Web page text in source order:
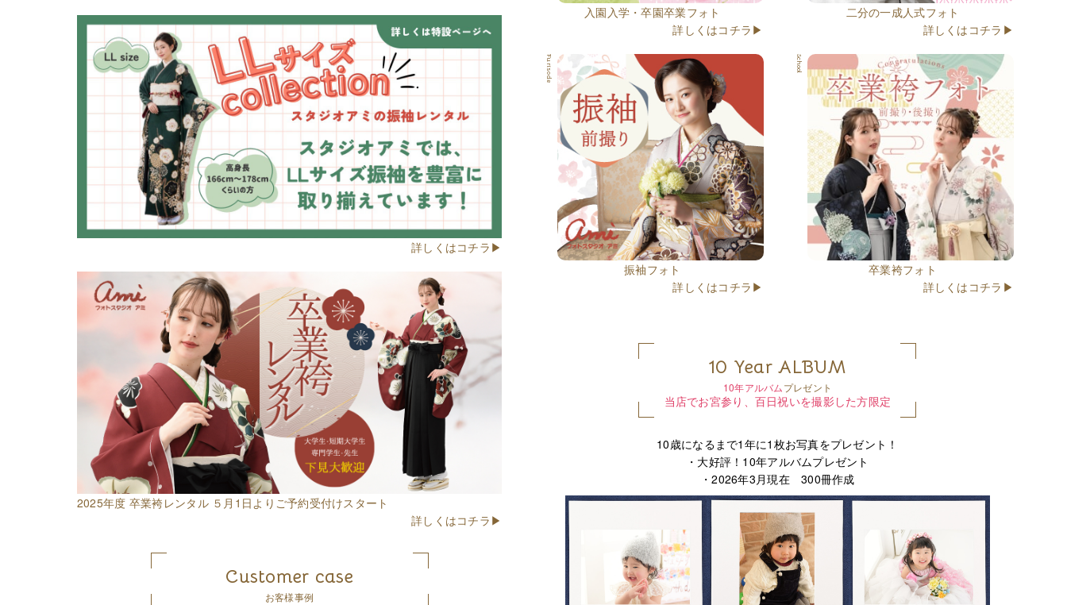
詳しくはコチラ▶
2025年度 卒業袴レンタル ５月1日よりご予約受付けスタート
詳しくはコチラ▶
Customer case
お客様事例
入園入学・卒園卒業フォト
詳しくはコチラ▶
二分の一成人式フォト
詳しくはコチラ▶
Furisode
振袖フォト
詳しくはコチラ▶
School
卒業袴フォト
詳しくはコチラ▶
10 Year ALBUM
10年アルバムプレゼント
当店でお宮参り、百日祝いを撮影した方限定
10歳になるまで1年に1枚お写真をプレゼント！
・大好評！10年アルバムプレゼント
・2026年3月現在 300冊作成